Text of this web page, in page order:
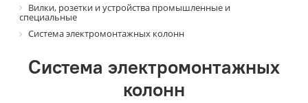
Вилки, розетки и устройства промышленные и
специальные
Система электромонтажных колонн
Система электромонтажных
колонн